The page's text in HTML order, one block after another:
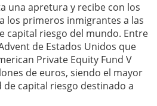
una apretura y recibe con los
los primeros inmigrantes a las
capital riesgo del mundo. Entre
de Estados Unidos que
Private Equity Fund V
de euros, siendo el mayor
capital riesgo destinado a